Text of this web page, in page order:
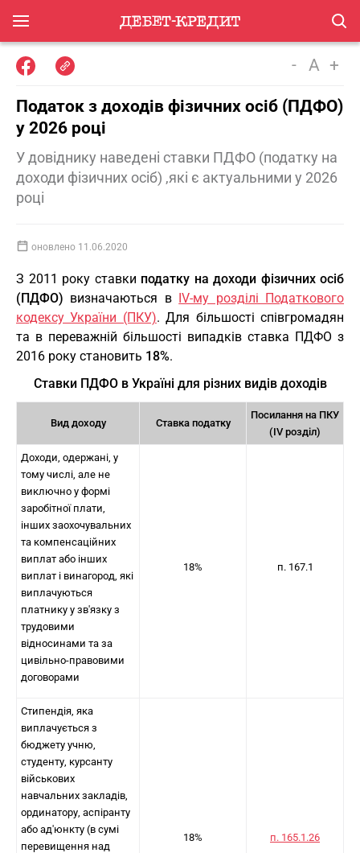
- A +
Податок з доходів фізичних осіб (ПДФО)
у 2026 році
У довіднику наведені ставки ПДФО (податку на
доходи фізичних осіб) ,які є актуальними у 2026
році
оновлено 11.06.2020
З 2011 року ставки податку на доходи фізичних осіб
(ПДФО) визначаються в IV-му розділі Податкового
кодексу України (ПКУ). Для більшості співгромадян
та в переважній більшості випадків ставка ПДФО з
2016 року становить 18%.
Ставки ПДФО в Україні для різних видів доходів
Вид доходу Ставка податку
Посилання на ПКУ
(IV розділ)
Доходи, одержані, у
тому числі, але не
виключно у формі
заробітної плати,
інших заохочувальних
та компенсаційних
виплат або інших
виплат і винагород, які
виплачуються
платнику у зв'язку з
трудовими
відносинами та за
цивільно-правовими
договорами
18% п. 167.1
Стипендія, яка
виплачується з
бюджету учню,
студенту, курсанту
військових
навчальних закладів,
ординатору, аспіранту
або ад'юнкту (в сумі
перевищення над
18% п. 165.1.26